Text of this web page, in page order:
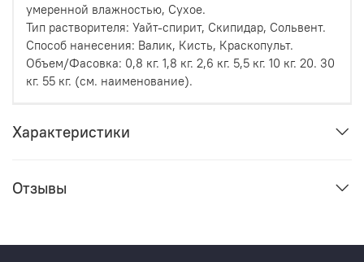
умеренной влажностью, Сухое.
Тип растворителя: Уайт-спирит, Скипидар, Сольвент.
Способ нанесения: Валик, Кисть, Краскопульт.
Объем/Фасовка: 0,8 кг. 1,8 кг. 2,6 кг. 5,5 кг. 10 кг. 20. 30
кг. 55 кг. (см. наименование).
Характеристики
Отзывы